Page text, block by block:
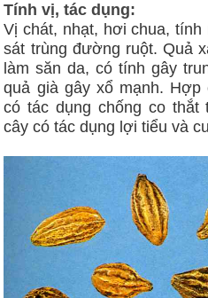
Tính vị, tác dụng:
Vị chát, nhạt, hơi chua,
sát trùng đường ruột. Quả
làm săn da, có tính gây
quả già gây xổ mạnh. Hợp
có tác dụng chống co
cây có tác dụng lợi tiểu và